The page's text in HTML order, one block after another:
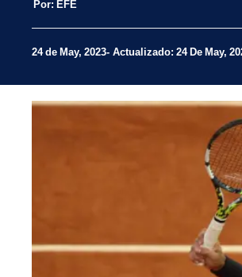
Por: EFE
24 de May, 2023 Actualizado: 24 De May,